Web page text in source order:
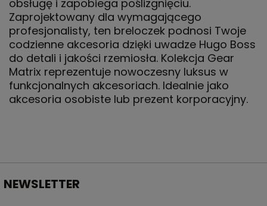
obsługę i zapobiega poślizgnięciu.
Zaprojektowany dla wymagającego
profesjonalisty, ten breloczek podnosi Twoje
codzienne akcesoria dzięki uwadze Hugo Boss
do detali i jakości rzemiosła. Kolekcja Gear
Matrix reprezentuje nowoczesny luksus w
funkcjonalnych akcesoriach. Idealnie jako
akcesoria osobiste lub prezent korporacyjny.
NEWSLETTER